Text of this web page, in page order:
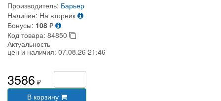
Производитель: Барьер
Наличие: На вторник
Бонусы: 108 ₽
Код товара: 84850
Актуальность
цен и наличия: 07.08.26 21:46
3586 ₽
В корзину